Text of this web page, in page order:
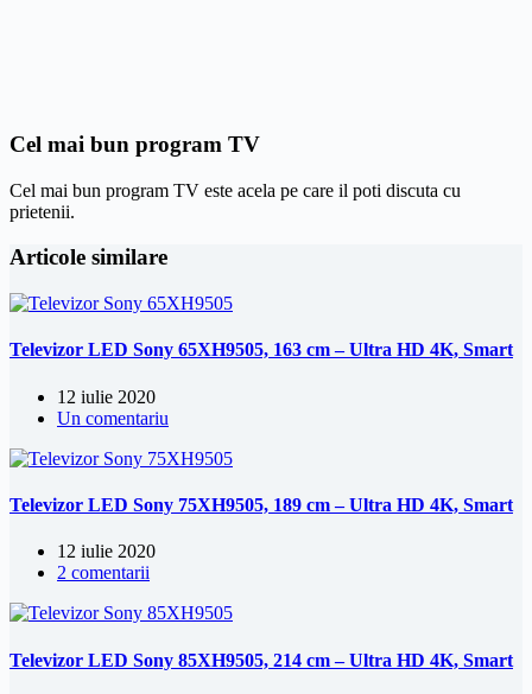
Cel mai bun program TV
Cel mai bun program TV este acela pe care il poti discuta cu
prietenii.
Articole similare
Televizor LED Sony 65XH9505, 163 cm – Ultra HD 4K, Smart
12 iulie 2020
Un comentariu
Televizor LED Sony 75XH9505, 189 cm – Ultra HD 4K, Smart
12 iulie 2020
2 comentarii
Televizor LED Sony 85XH9505, 214 cm – Ultra HD 4K, Smart